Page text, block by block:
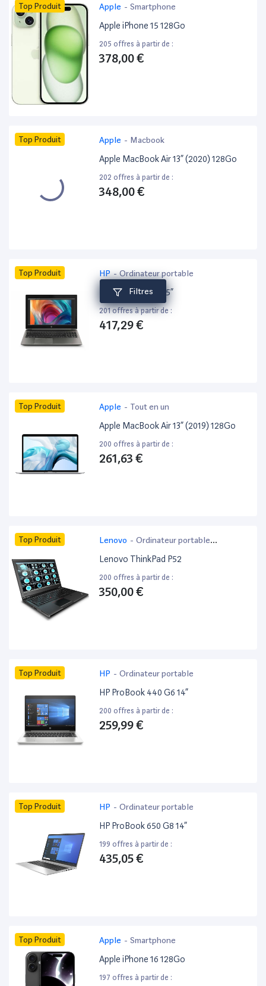
Filtres
Top Produit Apple - Smartphone
Apple iPhone 15 128Go
205 offres à partir de :
378,00 €
Top Produit Apple - Macbook
Apple MacBook Air 13” (2020) 128Go
202 offres à partir de :
348,00 €
Top Produit HP- Ordinateur portable
HP ZBook 15 G6 15”
201 offres à partir de :
417,29 €
Top Produit Apple - Tout en un
Apple MacBook Air 13” (2019) 128Go
200 offres à partir de :
261,63 €
Top Produit Lenovo - Ordinateur portable
bureautique
Lenovo ThinkPad P52
200 offres à partir de :
350,00 €
Top Produit HP - Ordinateur portable
HP ProBook 440 G6 14”
200 offres à partir de :
259,99 €
Top Produit HP - Ordinateur portable
HP ProBook 650 G8 14”
199 offres à partir de :
435,05 €
Top Produit Apple - Smartphone
Apple iPhone 16 128Go
197 offres à partir de :